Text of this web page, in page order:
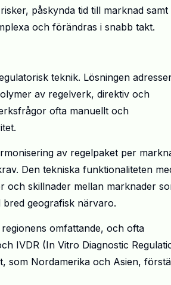
påskynda tid till marknad samt
och förändras i snabb takt.
teknik. Lösningen
av regelverk, direktiv och
ofta manuellt och
av regelpaket per
Den tekniska funktionaliteten
och skillnader mellan marknader
geografisk närvaro.
omfattande, och ofta
IVDR (In Vitro Diagnostic
som Nordamerika och Asien,